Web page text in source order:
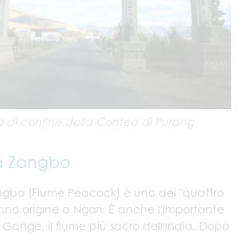
di confine della Contea di Purang
Zangbo
(Fiume Peacock) è uno dei "quattro
origine a Ngari. È anche l'importante
il fiume più sacro dell'India. Dopo